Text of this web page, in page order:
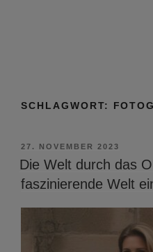
SCHLAGWORT:
VERÖFFENTLICHT
AM
27. NOVEMBER 2023
Die Welt durch das
faszinierende Welt